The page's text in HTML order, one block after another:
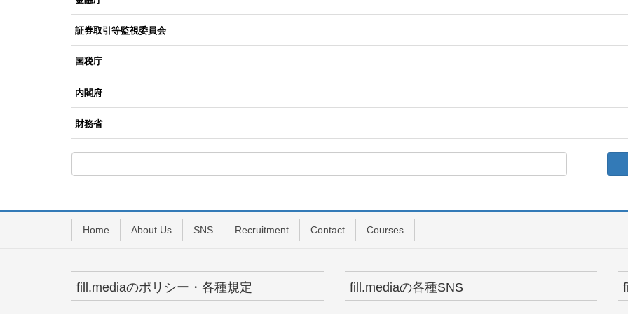
証券取引等監視委員会
国税庁
内閣府
財務省
Home About Us SNS Recruitment Contact Courses
fill.mediaのポリシー・各種規定 fill.mediaの各種SNS